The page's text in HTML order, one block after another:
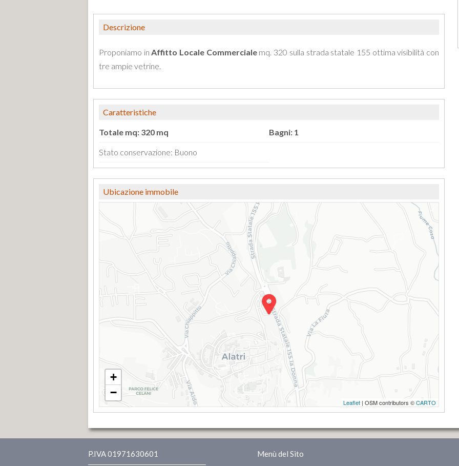
Descrizione
Proponiamo inAffitto Locale Commercialemq. 320 sulla strada statale 155 ottima visibilità con
tre ampie vetrine.
Caratteristiche
Totale mq: 320 mq Bagni: 1
Stato conservazione: Buono
Ubicazione immobile
+
−
Leaflet | OSM contributors ©CARTO
P.IVA 01971630601 Menù del Sito